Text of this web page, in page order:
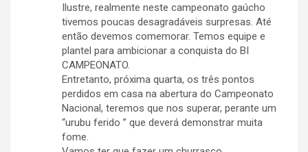
Ilustre, realmente neste campeonato gaúcho
tivemos poucas desagradáveis surpresas. Até
então devemos comemorar. Temos equipe e
plantel para ambicionar a conquista do BI
CAMPEONATO.
Entretanto, próxima quarta, os três pontos
perdidos em casa na abertura do Campeonato
Nacional, teremos que nos superar, perante um
“urubu ferido ” que deverá demonstrar muita
fome.